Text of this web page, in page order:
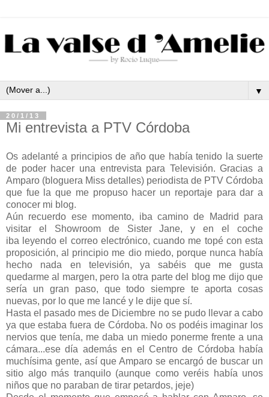
▼
20/1/13
Mi entrevista a PTV Córdoba
Os adelanté a principios de año que había tenido la suerte
de poder hacer una entrevista para Televisión. Gracias a
Amparo (bloguera Miss detalles) periodista de PTV Córdoba
que fue la que me propuso hacer un reportaje para dar a
conocer mi blog.
Aún recuerdo ese momento, iba camino de Madrid para
visitar el Showroom de Sister Jane, y en el coche
iba leyendo el correo electrónico, cuando me topé con esta
proposición, al principio me dio miedo, porque nunca había
hecho nada en televisión, ya sabéis que me gusta
quedarme al margen, pero la otra parte del blog me dijo que
sería un gran paso, que todo siempre te aporta cosas
nuevas, por lo que me lancé y le dije que sí.
Hasta el pasado mes de Diciembre no se pudo llevar a cabo
ya que estaba fuera de Córdoba. No os podéis imaginar los
nervios que tenía, me daba un miedo ponerme frente a una
cámara...ese día además en el Centro de Córdoba había
muchísima gente, así que Amparo se encargó de buscar un
sitio algo más tranquilo (aunque como veréis había unos
niños que no paraban de tirar petardos, jeje)